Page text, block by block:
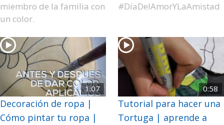
miembro de la familia con
un color.
#DíaDelAmorYLaAmistad
1:07
Decoración de ropa |
Cómo pintar tu ropa |
0:58
Tutorial para hacer una
Tortuga | aprende a